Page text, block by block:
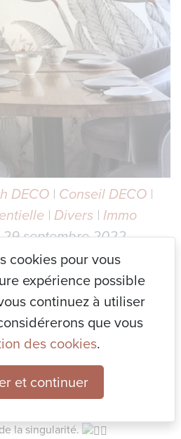
DECO | Conseil DECO |
| Divers | Immo
septembre 2022
ou à motifs
, le papier
après avoir été oublié pendant
et toutes les pièces ! Vous
réel cachet à votre intérieur.
travailler les perspectives ou
manquante aux intérieurs de mes
la singularité.
cookies pour vous
expérience possible
continuez à utiliser
que vous
des cookies.
et continuer